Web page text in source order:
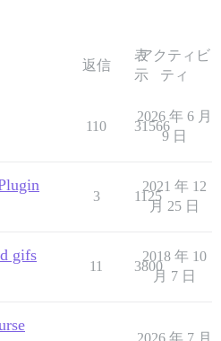
返信
表
示
アクティビ
ティ
110 31566
2026 年 6 月
9 日
3 1125
2021 年 12
月 25 日
gifs
11 3800
2018 年 10
月 7 日
2026 年 7 月